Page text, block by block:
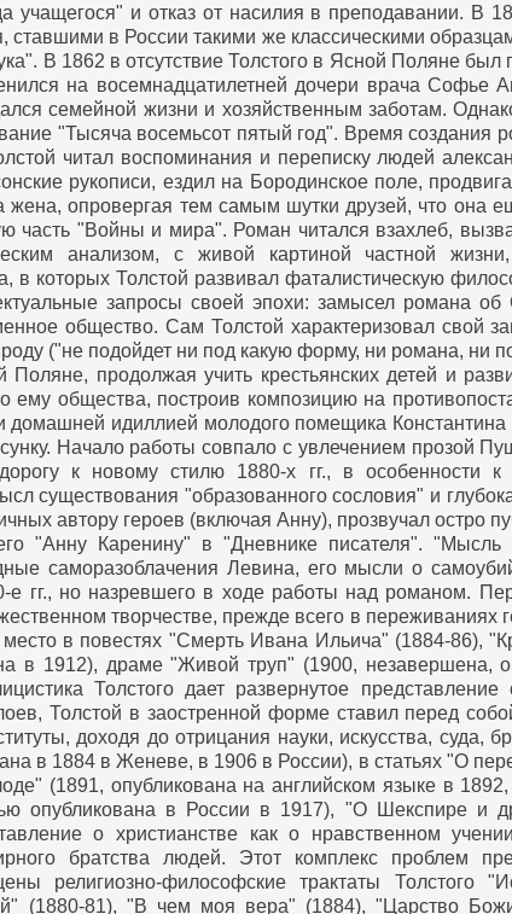
учащегося" и отказ от насилия в преподавании. В
ставшими в России такими же классическими
В 1862 в отсутствие Толстого в Ясной Поляне
на восемнадцатилетней дочери врача Софье
семейной жизни и хозяйственным заботам.
"Тысяча восемьсот пятый год". Время
читал воспоминания и переписку людей
рукописи, ездил на Бородинское поле,
жена, опровергая тем самым шутки друзей, что она
часть "Войны и мира". Роман читался взахлеб,
анализом, с живой картиной частной
которых Толстой развивал фаталистическую
запросы своей эпохи: замысел романа об
общество. Сам Толстой характеризовал свой
("не подойдет ни под какую форму, ни романа, ни
продолжая учить крестьянских детей и
ему общества, построив композицию на
домашней идиллией молодого помещика
Начало работы совпало с увлечением прозой
к новому стилю 1880-х гг., в особенности
существования "образованного сословия" и
автору героев (включая Анну), прозвучал остро
"Анну Каренину" в "Дневнике писателя".
саморазоблачения Левина, его мысли о
гг., но назревшего в ходе работы над романом.
творчестве, прежде всего в переживаниях
в повестях "Смерть Ивана Ильича" (1884-86),
в 1912), драме "Живой труп" (1900, незавершена,
Толстого дает развернутое
Толстой в заостренной форме ставил перед
доходя до отрицания науки, искусства,
в 1884 в Женеве, в 1906 в России), в статьях "О
(1891, опубликована на английском языке в
опубликована в России в 1917), "О Шекспире и
о христианстве как о нравственном
братства людей. Этот комплекс проблем
религиозно-философские трактаты Толстого
(1880-81), "В чем моя вера" (1884), "Царство